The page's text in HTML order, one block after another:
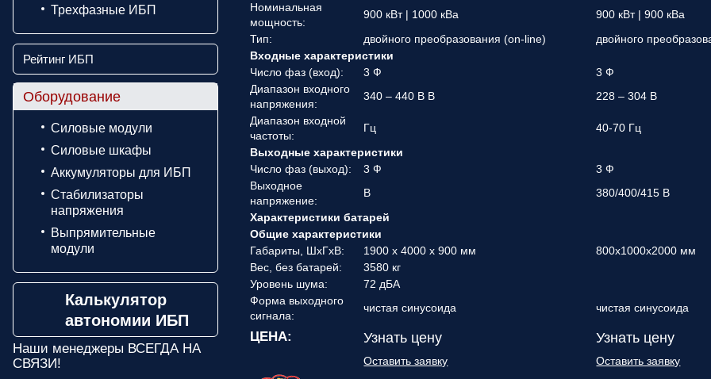
Трехфазные ИБП
Рейтинг ИБП
Оборудование
Силовые модули
Силовые шкафы
Аккумуляторы для ИБП
Стабилизаторы
напряжения
Выпрямительные
модули
Калькулятор
автономии ИБП
Наши менеджеры ВСЕГДА НА
СВЯЗИ!
Номинальная
мощность:
900 кВт | 1000 кВа
900 кВт | 900 кВа
Тип:
двойного преобразования (on-line)
двойного
Входные характеристики
Число фаз (вход):
3 Ф
3 Ф
Диапазон входного
напряжения:
340 – 440 B В
228 – 304 В
Диапазон входной
частоты:
Гц
40-70 Гц
Выходные характеристики
Число фаз (выход):
3 Ф
3 Ф
Выходное
напряжение:
В
380/400/415 В
Характеристики батарей
Общие характеристики
Габариты, ШхГхВ:
1900 x 4000 x 900 мм
800x1000x2000 мм
Вес, без батарей:
3580 кг
Уровень шума:
72 дБА
Форма выходного
сигнала:
чистая синусоида чистая синусоида
ЦЕНА: Узнать цену Узнать цену
Оставить заявку Оставить заявку